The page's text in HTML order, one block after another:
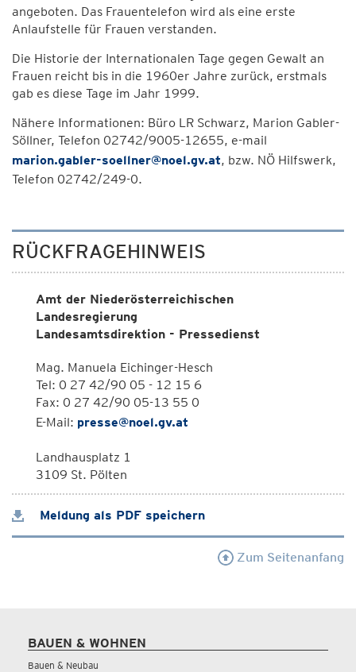
angeboten. Das Frauentelefon wird als eine erste
Anlaufstelle für Frauen verstanden.
Die Historie der Internationalen Tage gegen Gewalt an
Frauen reicht bis in die 1960er Jahre zurück, erstmals
gab es diese Tage im Jahr 1999.
Nähere Informationen: Büro LR Schwarz, Marion Gabler-
Söllner, Telefon 02742/9005-12655, e-mail
marion.gabler-soellner@noel.gv.at, bzw. NÖ Hilfswerk,
Telefon 02742/249-0.
RÜCKFRAGEHINWEIS
Amt der Niederösterreichischen
Landesregierung
Landesamtsdirektion - Pressedienst
Mag. Manuela Eichinger-Hesch
Tel: 0 27 42/90 05 - 12 15 6
Fax: 0 27 42/90 05-13 55 0
E-Mail: presse@noel.gv.at
Landhausplatz 1
3109 St. Pölten
Meldung als PDF speichern
Zum Seitenanfang
BAUEN & WOHNEN
Bauen & Neubau